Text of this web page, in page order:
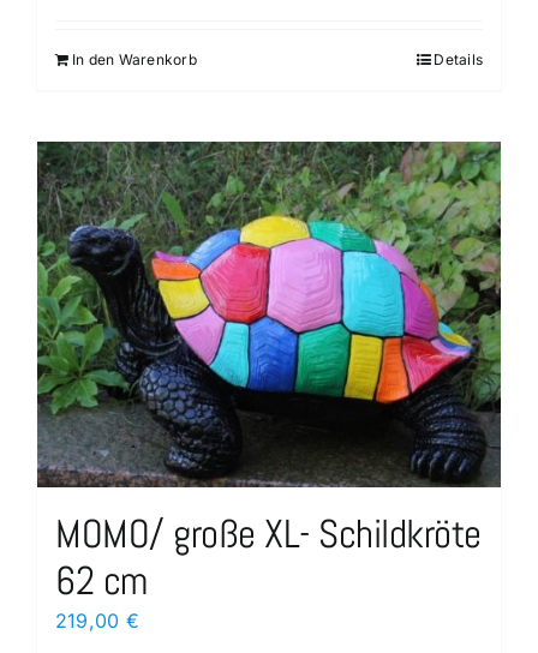
In den Warenkorb Details
MOMO/ große XL- Schildkröte
62 cm
219,00 €